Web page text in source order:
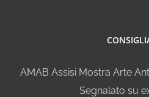
AMAB Assisi Mostra Arte
Segnalato su